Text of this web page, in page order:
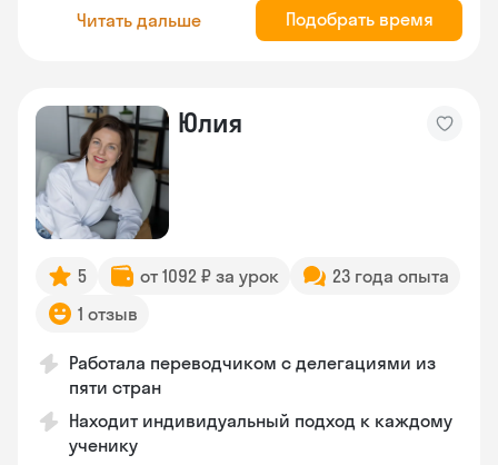
Читать дальше Подобрать время
Юлия
5 от 1092 ₽ за урок
23 года опыта
1 отзыв
Работала переводчиком с делегациями из
пяти стран
Находит индивидуальный подход к каждому
ученику